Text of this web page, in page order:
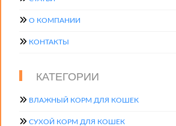
О КОМПАНИИ
КОНТАКТЫ
КАТЕГОРИИ
ВЛАЖНЫЙ КОРМ ДЛЯ КОШЕК
СУХОЙ КОРМ ДЛЯ КОШЕК